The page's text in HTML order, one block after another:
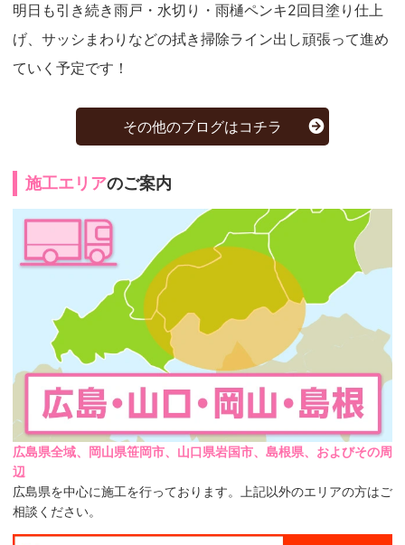
明日も引き続き雨戸・水切り・雨樋ペンキ2回目塗り仕上
げ、サッシまわりなどの拭き掃除ライン出し頑張って進め
ていく予定です！
その他のブログはコチラ
施工エリアのご案内
広島県全域、岡山県笹岡市、山口県岩国市、島根県、およびその周
辺
広島県を中心に施工を行っております。上記以外のエリアの方はご
相談ください。